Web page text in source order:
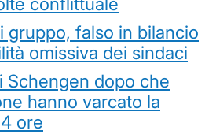
gruppo, falso in bilancio
omissiva dei sindaci
Schengen dopo che
hanno varcato la
ore